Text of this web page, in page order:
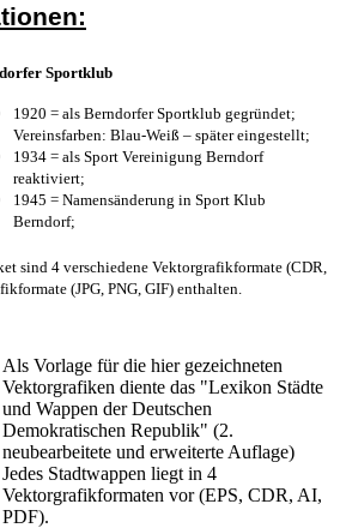
Sportklub
1920 = als Berndorfer Sportklub gegründet;
Vereinsfarben: Blau-Weiß – später eingestellt;
1934 = als Sport Vereinigung Berndorf
reaktiviert;
1945 = Namensänderung in Sport Klub
Berndorf;
sind 4 verschiedene Vektorgrafikformate (CDR,
(JPG, PNG, GIF) enthalten.
Als Vorlage für die hier gezeichneten
Vektorgrafiken diente das "Lexikon Städte
und Wappen der Deutschen
Demokratischen Republik" (2.
neubearbeitete und erweiterte Auflage)
Jedes Stadtwappen liegt in 4
Vektorgrafikformaten vor (EPS, CDR, AI,
PDF).